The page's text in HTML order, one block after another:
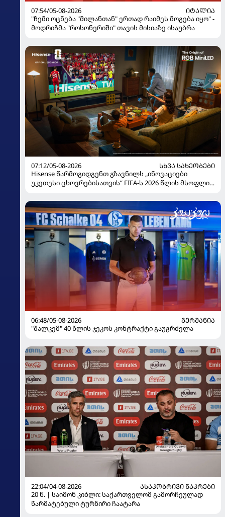
07:54/05-08-2026
ᲘᲢᲐᲚᲘᲐ
"ჩემი ოცნება "მილანთან" ერთად რაიმეს მოგება იყო" -
მოდრიჩმა "როსონერიში" თავის მისიაზე ისაუბრა
07:12/05-08-2026
ᲡᲮᲕᲐ ᲡᲐᲮᲔᲝᲑᲔᲑᲘ
Hisense წარმოგიდგენთ გზავნილს „ინოვაციები
უკეთესი ცხოვრებისათვის“ FIFA-ს 2026 წლის მსოფლიო
06:48/05-08-2026
ᲒᲔᲠᲛᲐᲜᲘᲐ
"შალკემ" 40 წლის ჯეკოს კონტრაქტი გაუგრძელა
22:04/04-08-2026
ᲐᲡᲐᲙᲝᲑᲠᲘᲕᲘ ᲜᲐᲙᲠᲔᲑᲘ
20 წ. | საიმონ კიბლი: საქართველომ გამორჩეულად
წარმატებული ტურნირი ჩაატარა